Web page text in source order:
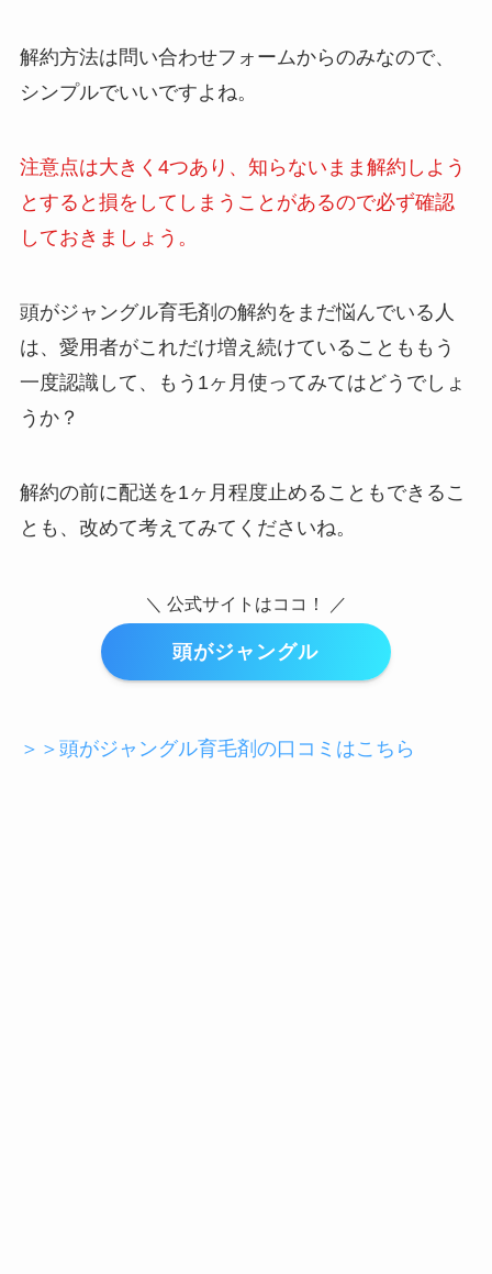
解約方法は問い合わせフォームからのみなので、
シンプルでいいですよね。
注意点は大きく4つあり、知らないまま解約しよう
とすると損をしてしまうことがあるので必ず確認
しておきましょう。
頭がジャングル育毛剤の解約をまだ悩んでいる人
は、愛用者がこれだけ増え続けていることももう
一度認識して、もう1ヶ月使ってみてはどうでしょ
うか？
解約の前に配送を1ヶ月程度止めることもできるこ
とも、改めて考えてみてくださいね。
＼ 公式サイトはココ！ ／
頭がジャングル
＞＞頭がジャングル育毛剤の口コミはこちら